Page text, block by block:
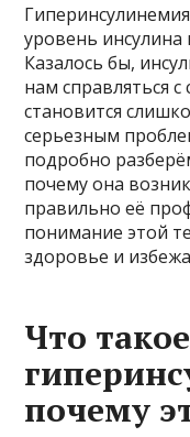
уровень
Казалось бы,
нам справляться
становится
серьезным
подробно
почему она
правильно её
понимание этой
здоровье и
Что такое
почему